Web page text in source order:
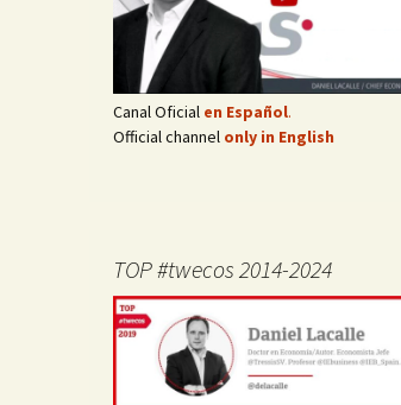
Canal Oficial en Español.
Official channel only in English
TOP #twecos 2014-2024